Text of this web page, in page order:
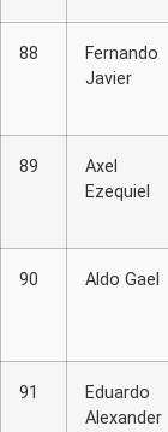
88
Fernando
Javier
89
Axel
Ezequiel
90 Aldo Gael
91
Eduardo
Alexander